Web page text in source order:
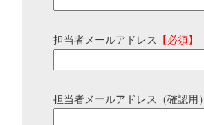
担当者メールアドレス 【必須】
担当者メールアドレス（確認用）